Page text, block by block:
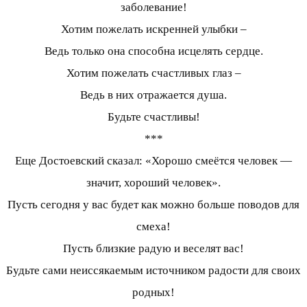
заболевание!
Хотим пожелать искренней улыбки –
Ведь только она способна исцелять сердце.
Хотим пожелать счастливых глаз –
Ведь в них отражается душа.
Будьте счастливы!
***
Еще Достоевский сказал: «Хорошо смеётся человек —
значит, хороший человек».
Пусть сегодня у вас будет как можно больше поводов для
смеха!
Пусть близкие радую и веселят вас!
Будьте сами неиссякаемым источником радости для своих
родных!